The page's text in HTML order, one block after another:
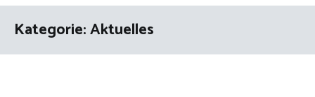
Kategorie:Aktuelles